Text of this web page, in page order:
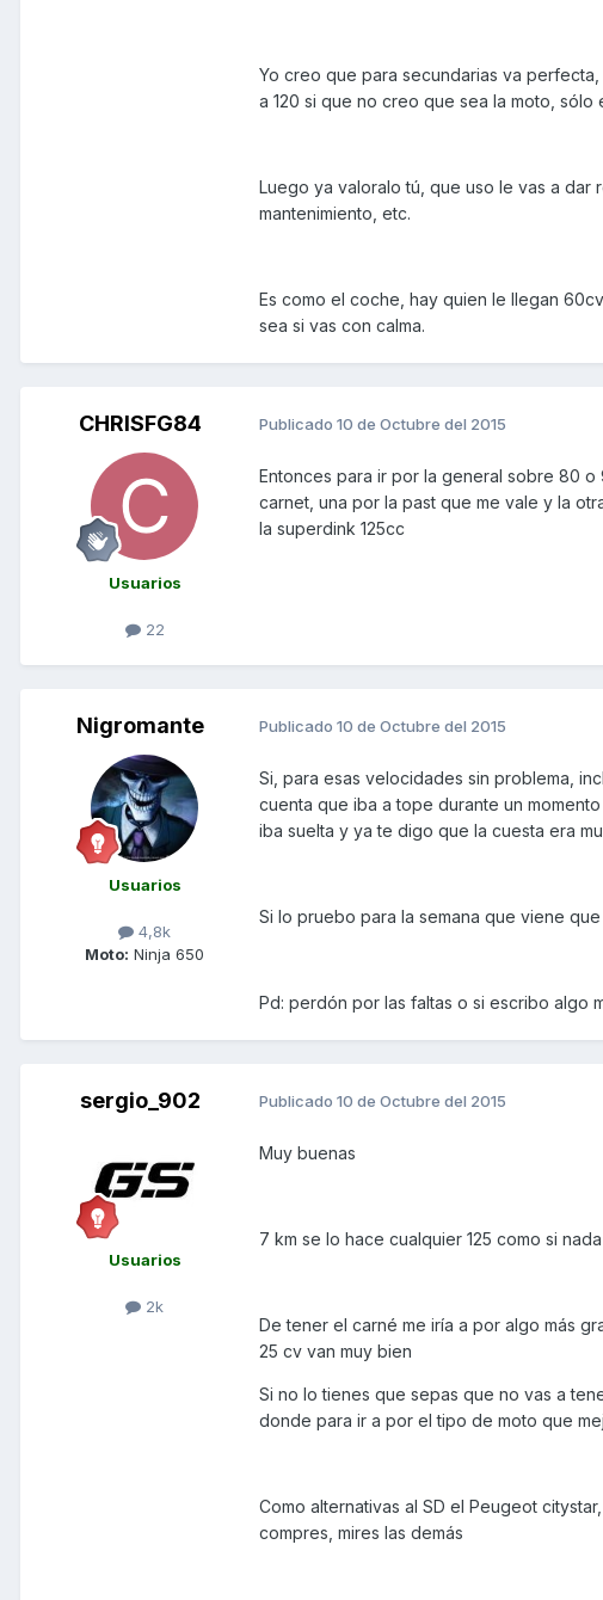
Yo creo que para secundarias va
a 120 si que no creo que sea la moto, sólo
Luego ya valoralo tú, que uso le vas a dar
mantenimiento, etc.
Es como el coche, hay quien le llegan
sea si vas con calma.
CHRISFG84
Usuarios
22
Publicado 10 de Octubre del 2015
Entonces para ir por la general sobre 80 o
carnet, una por la past que me vale y la
la superdink 125cc
Nigromante
Usuarios
4,8k
Moto: Ninja 650
Publicado 10 de Octubre del 2015
Si, para esas velocidades sin problema,
cuenta que iba a tope durante un
iba suelta y ya te digo que la cuesta era
Si lo pruebo para la semana que viene
Pd: perdón por las faltas o si escribo algo
sergio_902
Usuarios
2k
Publicado 10 de Octubre del 2015
Muy buenas
7 km se lo hace cualquier 125 como si nada
De tener el carné me iría a por algo más
25 cv van muy bien
Si no lo tienes que sepas que no vas a
donde para ir a por el tipo de moto que
Como alternativas al SD el Peugeot
compres, mires las demás